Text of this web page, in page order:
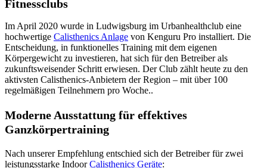
Fitnessclubs
Im April 2020 wurde in Ludwigsburg im Urbanhealthclub eine
hochwertige Calisthenics Anlage von Kenguru Pro installiert. Die
Entscheidung, in funktionelles Training mit dem eigenen
Körpergewicht zu investieren, hat sich für den Betreiber als
zukunftsweisender Schritt erwiesen. Der Club zählt heute zu den
aktivsten Calisthenics-Anbietern der Region – mit über 100
regelmäßigen Teilnehmern pro Woche..
Moderne Ausstattung für effektives
Ganzkörpertraining
Nach unserer Empfehlung entschied sich der Betreiber für zwei
leistungsstarke IndoorCalisthenics Geräte: